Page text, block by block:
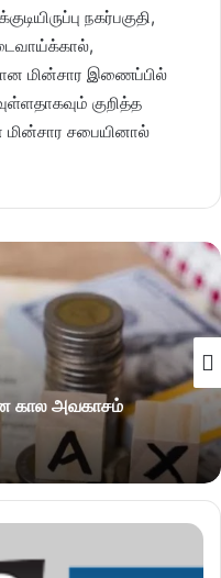
நகர்பகுதி,
மின்சார இணைப்பில்
குறித்த
மின்சார சபையினால்
கால அவகாசம்